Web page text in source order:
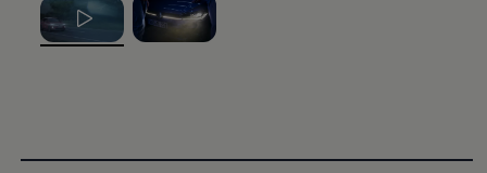
, 1 von 2